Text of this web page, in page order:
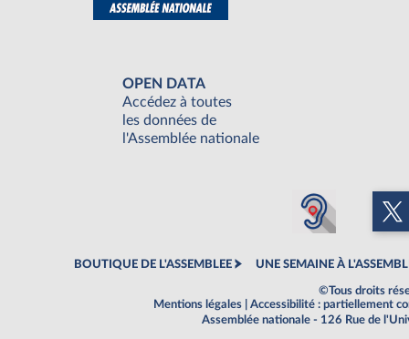
OPEN DATA
Accédez à toutes
les données de
l'Assemblée nationale
BOUTIQUE DE L'ASSEMBLEE UNE SEMAINE À
©Tous droits
Mentions légales
Accessibilité : partiellement
Assemblée nationale - 126 Rue de